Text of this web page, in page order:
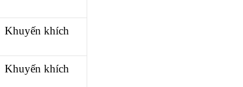
Khuyến khích
Khuyến khích